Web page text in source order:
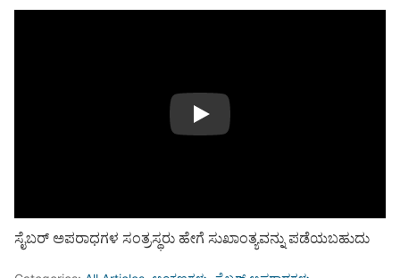
Play
ಸೈಬರ್ ಅಪರಾಧಗಳ ಸಂತ್ರಸ್ಥರು ಹೇಗೆ ಸುಖಾಂತ್ಯವನ್ನು ಪಡೆಯಬಹುದು